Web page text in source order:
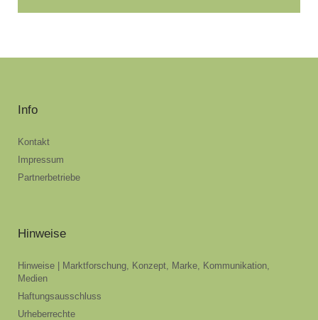
Info
Kontakt
Impressum
Partnerbetriebe
Hinweise
Hinweise | Marktforschung, Konzept, Marke, Kommunikation,
Medien
Haftungsausschluss
Urheberrechte